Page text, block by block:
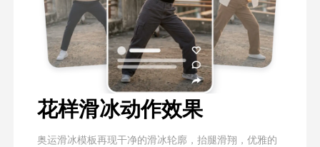
花样滑冰动作效果
奥运滑冰模板再现干净的滑冰轮廓，抬腿滑翔，优雅的